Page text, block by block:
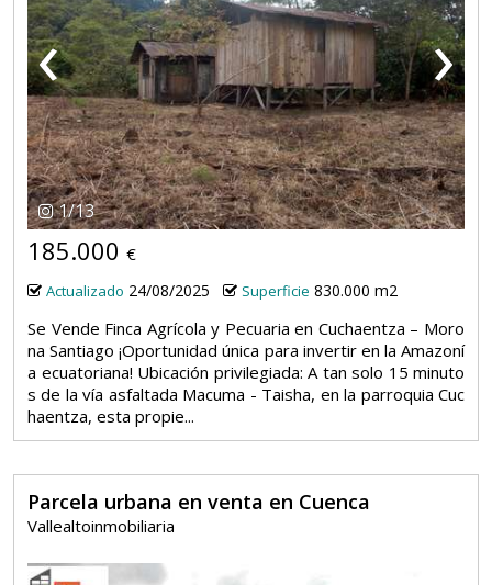
‹ ›
1/13
185.000 €
Actualizado 24/08/2025 Superficie 830.000 m2
Se Vende Finca Agrícola y Pecuaria en Cuchaentza – Moro
na Santiago ¡Oportunidad única para invertir en la Amazoní
a ecuatoriana! Ubicación privilegiada: A tan solo 15 minuto
s de la vía asfaltada Macuma - Taisha, en la parroquia Cuc
haentza, esta propie...
Parcela urbana en venta en Cuenca
Vallealtoinmobiliaria